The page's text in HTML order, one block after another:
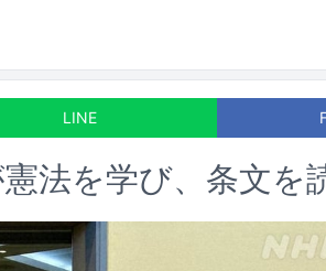
LINE
法を学び、条文を